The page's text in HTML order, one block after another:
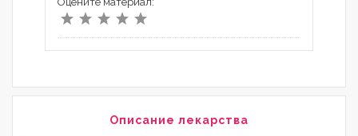
Описание лекарства